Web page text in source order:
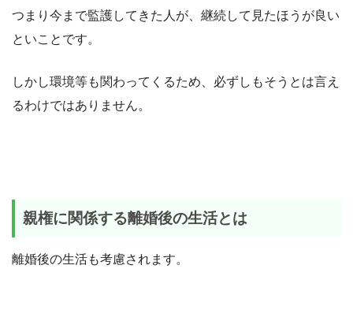
つまり今まで監護してきた人が、継続して見たほうが良い
といことです。
しかし環境等も関わってくるため、必ずしもそうとは言え
るわけではありません。
親権に関係する離婚後の生活とは
離婚後の生活も考慮されます。